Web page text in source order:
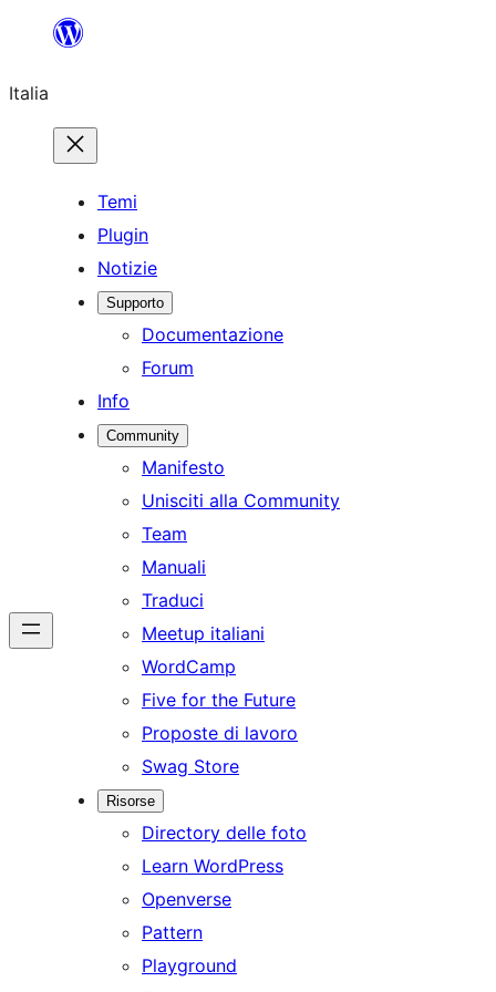
contenuto
Italia
Temi
Plugin
Notizie
Supporto
Documentazione
Forum
Info
Community
Manifesto
Unisciti alla Community
Team
Manuali
Traduci
Meetup italiani
WordCamp
Five for the Future
Proposte di lavoro
Swag Store
Risorse
Directory delle foto
Learn WordPress
Openverse
Pattern
Playground